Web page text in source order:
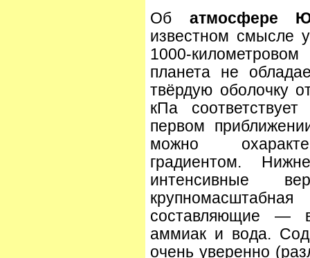
Об атмосфере
известном смысле
1000-
планета не
твёрдую оболочку
кПа
первом
можно
градиентом.
интенсивные
составляющие —
аммиак и вода.
очень уверенно